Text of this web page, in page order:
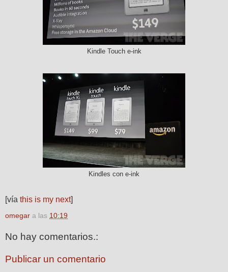
Kindle Touch e-ink
Kindles con e-ink
[vía this is my next]
omegar a las 10:19
No hay comentarios.:
Publicar un comentario